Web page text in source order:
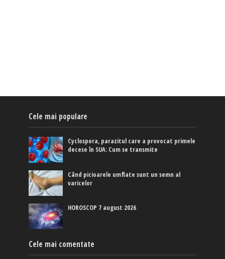
Cele mai populare
Cyclospora, parazitul care a provocat primele
decese în SUA: Cum se transmite
Când picioarele umflate sunt un semn al
varicelor
HOROSCOP 7 august 2026
Cele mai comentate